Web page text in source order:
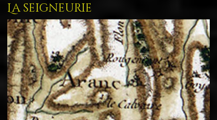
La seigneurie